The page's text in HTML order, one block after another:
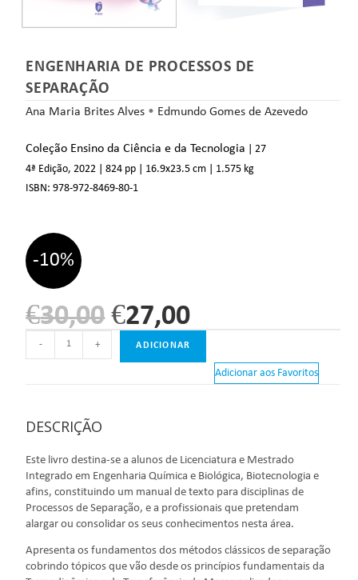
ENGENHARIA DE PROCESSOS DE
SEPARAÇÃO
Ana Maria Brites Alves • Edmundo Gomes de Azevedo
Coleção Ensino da Ciência e da Tecnologia | 27
4ª Edição, 2022 | 824 pp | 16.9x23.5 cm | 1.575 kg
ISBN:978-972-8469-80-1
-10%
€30,00 €27,00
- + ADICIONAR
Adicionar aos Favoritos
DESCRIÇÃO
Este livro destina-se a alunos de Licenciatura e Mestrado
Integrado em Engenharia Química e Biológica, Biotecnologia e
afins, constituindo um manual de texto para disciplinas de
Processos de Separação, e a profissionais que pretendam
alargar ou consolidar os seus conhecimentos nesta área.
Apresenta os fundamentos dos métodos clássicos de separação
cobrindo tópicos que vão desde os princípios fundamentais da